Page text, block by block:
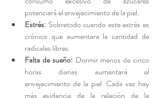
potenciará el envejecimiento de la piel.
Estrés: Sobretodo cuando este estrés es
crónico que aumentara la cantidad de
radicales libres.
Falta de sueño: Dormir menos de cinco
horas diarias aumentará el
envejecimiento de la piel. Cada vez hay
más evidencia de la relación de la